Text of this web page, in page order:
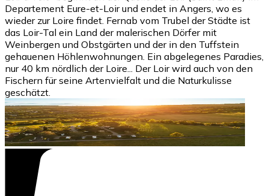
Departement Eure-et-Loir und endet in Angers, wo es
wieder zur Loire findet. Fernab vom Trubel der Städte ist
das Loir-Tal ein Land der malerischen Dörfer mit
Weinbergen und Obstgärten und der in den Tuffstein
gehauenen Höhlenwohnungen. Ein abgelegenes Paradies,
nur 40 km nördlich der Loire... Der Loir wird auch von den
Fischern für seine Artenvielfalt und die Naturkulisse
geschätzt.